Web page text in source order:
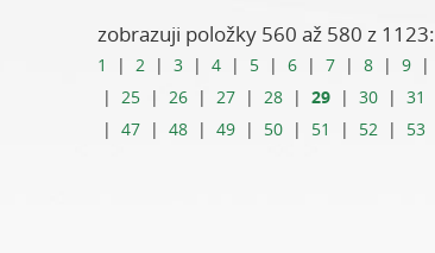
zobrazuji položky 560 až 580 z 1123:
1 | 2 | 3 | 4 | 5 | 6 | 7 | 8 | 9 |
| 25 | 26 | 27 | 28 | 29 | 30 | 31
| 47 | 48 | 49 | 50 | 51 | 52 | 53